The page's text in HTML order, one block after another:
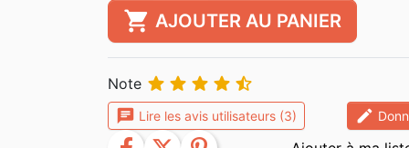
shopping_cart AJOUTER AU PANIER
Note     
chat Lire les avis utilisateurs (3) edit